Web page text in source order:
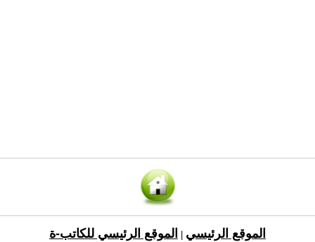
الموقع الرئيسي الموقع الرئيسي للكاتب-ة